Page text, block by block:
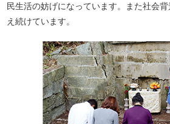
民生活の妨げになっています。また社会
え続けています。